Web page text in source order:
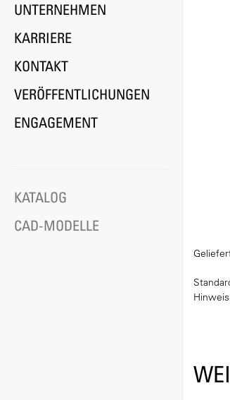
UNTERNEHMEN
KARRIERE
KONTAKT
VERÖFFENTLICHUNGEN
ENGAGEMENT
KATALOG
CAD-MODELLE